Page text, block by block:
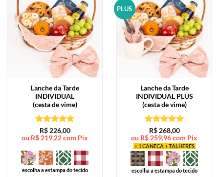
Lanche da Tarde
INDIVIDUAL
(cesta de vime)
Avaliação5
de 5
R$226,00
ou R$ 219,22com Pix
escolha a estampa do tecido
PLUS
Lanche da Tarde
INDIVIDUAL PLUS
(cesta de vime)
Avaliação5
de 5
R$268,00
ou R$ 259,96com Pix
+ 1 CANECA + TALHERES
escolha a estampa do tecido